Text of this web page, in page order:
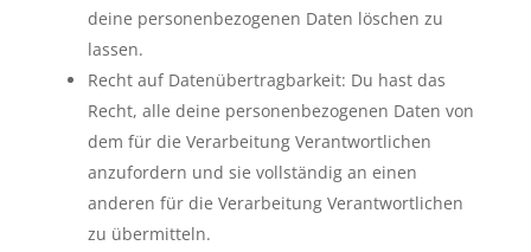
deine personenbezogenen Daten löschen zu
lassen.
Recht auf Datenübertragbarkeit: Du hast das
Recht, alle deine personenbezogenen Daten von
dem für die Verarbeitung Verantwortlichen
anzufordern und sie vollständig an einen
anderen für die Verarbeitung Verantwortlichen
zu übermitteln.